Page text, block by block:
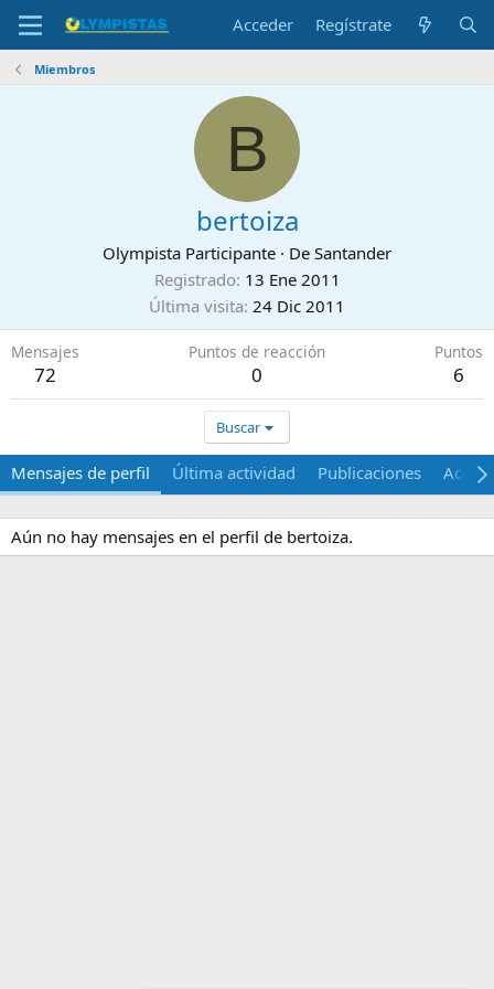
Acceder Regístrate
Miembros
B
bertoiza
Olympista Participante · De Santander
Registrado 13 Ene 2011
Última visita 24 Dic 2011
Mensajes
72
Puntos de reacción
0
Puntos
6
Buscar
Mensajes de perfil Última actividad Publicaciones Acerca
Aún no hay mensajes en el perfil de bertoiza.